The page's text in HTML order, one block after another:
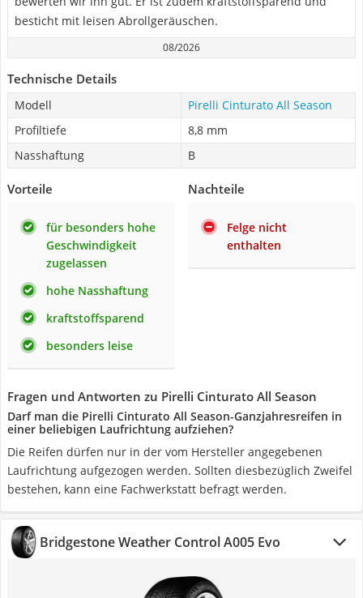
besticht mit leisen Abrollgeräuschen.
08/2026
Technische Details
Modell
Pirelli Cinturato All Season
Profiltiefe
8,8 mm
Nasshaftung
B
Vorteile
für besonders hohe
Geschwindigkeit
zugelassen
hohe Nasshaftung
kraftstoffsparend
besonders leise
Nachteile
Felge nicht
enthalten
Fragen und Antworten zu Pirelli Cinturato All Season
Darf man die Pirelli Cinturato All Season-Ganzjahresreifen in
einer beliebigen Laufrichtung aufziehen?
Die Reifen dürfen nur in der vom Hersteller angegebenen
Laufrichtung aufgezogen werden. Sollten diesbezüglich Zweifel
bestehen, kann eine Fachwerkstatt befragt werden.
Bridgestone Weather Control A005 Evo